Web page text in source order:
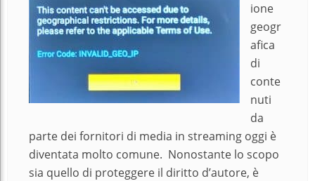
ione
geogr
afica
di
conte
nuti
da
parte dei fornitori di media in streaming oggi è
diventata molto comune. Nonostante lo scopo
sia quello di proteggere il diritto d’autore, è